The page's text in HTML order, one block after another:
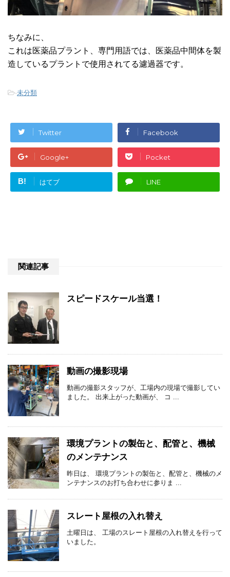
ちなみに、
これは医薬品プラント、専門用語では、医薬品中間体を製
造しているプラントで使用されてる濾過器です。
-未分類
Twitter Facebook
Google+ Pocket
B! はてブ LINE
関連記事
スピードスケール当選！
動画の撮影現場
動画の撮影スタッフが、工場内の現場で撮影してい
ました。 出来上がった動画が、 コ ...
環境プラントの製缶と、配管と、機械
のメンテナンス
昨日は、 環境プラントの製缶と、配管と、機械のメ
ンテナンスのお打ち合わせに参りま ...
スレート屋根の入れ替え
土曜日は、 工場のスレート屋根の入れ替えを行って
いました。